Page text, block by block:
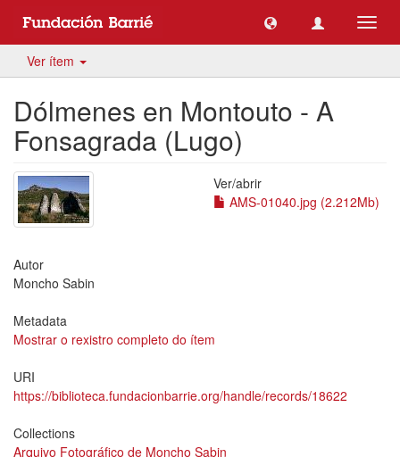
Ver ítem
Dólmenes en Montouto - A
Fonsagrada (Lugo)
Ver/abrir
AMS-01040.jpg (2.212Mb)
Autor
Moncho Sabin
Metadata
Mostrar o rexistro completo do ítem
URI
https://biblioteca.fundacionbarrie.org/handle/records/18622
Collections
Arquivo Fotográfico de Moncho Sabin